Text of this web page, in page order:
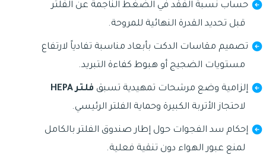
حساب نسبة الفقد في الضغط الناجمة عن الفلتر
قبل تحديد القدرة النهائية للمروحة.
تصميم مقاسات الدكت بأبعاد مناسبة تفادياً لارتفاع
مستويات الضجيج أو هبوط كفاءة التبريد.
إلزامية وضع مرشحات تمهيدية تسبق فلتر HEPA
لاحتجاز الأتربة الكبيرة وحماية الفلتر الرئيسي.
إحكام سد الفجوات حول إطار صندوق الفلتر بالكامل
لمنع عبور الهواء دون تنقية فعلية.